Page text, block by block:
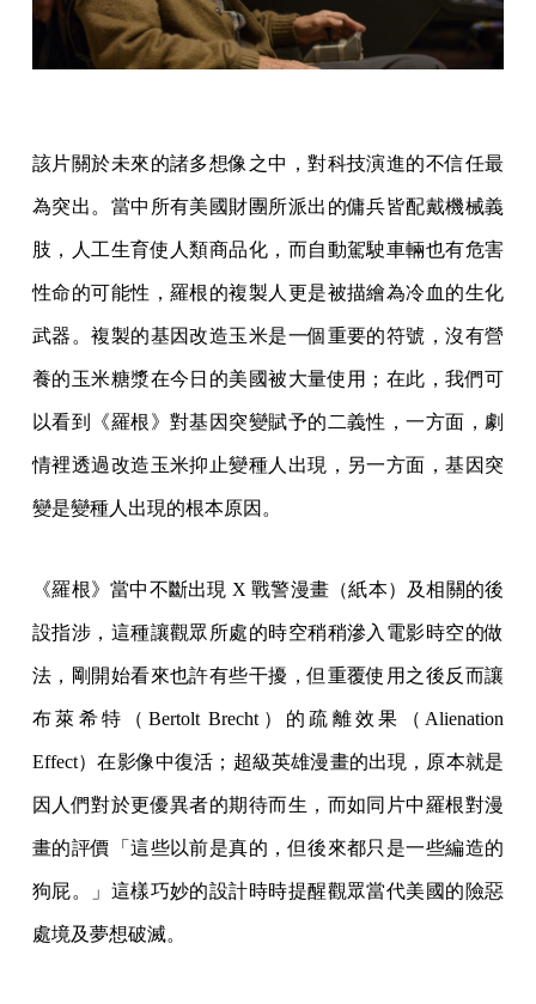
該片關於未來的諸多想像之中，對科技演進的不信任最
為突出。當中所有美國財團所派出的傭兵皆配戴機械義
肢，人工生育使人類商品化，而自動駕駛車輛也有危害
性命的可能性，羅根的複製人更是被描繪為冷血的生化
武器。複製的基因改造玉米是一個重要的符號，沒有營
養的玉米糖漿在今日的美國被大量使用；在此，我們可
以看到《羅根》對基因突變賦予的二義性，一方面，劇
情裡透過改造玉米抑止變種人出現，另一方面，基因突
變是變種人出現的根本原因。
《羅根》當中不斷出現 X 戰警漫畫（紙本）及相關的後
設指涉，這種讓觀眾所處的時空稍稍滲入電影時空的做
法，剛開始看來也許有些干擾，但重覆使用之後反而讓
布萊希特（Bertolt Brecht）的疏離效果（Alienation
Effect）在影像中復活；超級英雄漫畫的出現，原本就是
因人們對於更優異者的期待而生，而如同片中羅根對漫
畫的評價「這些以前是真的，但後來都只是一些編造的
狗屁。」這樣巧妙的設計時時提醒觀眾當代美國的險惡
處境及夢想破滅。